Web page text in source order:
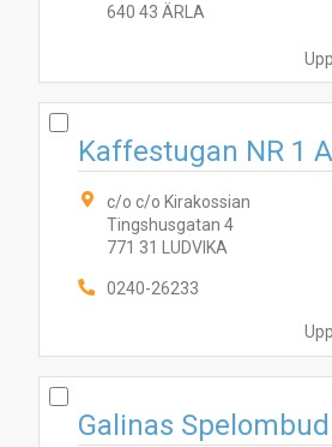
640 43 ÄRLA
Kaffestugan NR 1
c/o c/o Kirakossian
Tingshusgatan 4
771 31 LUDVIKA
0240-26233
Galinas